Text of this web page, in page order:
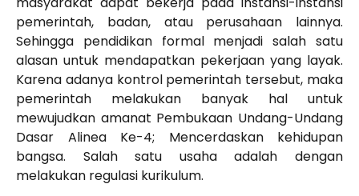
pemerintah, badan, atau perusahaan lainnya.
Sehingga pendidikan formal menjadi salah satu
alasan untuk mendapatkan pekerjaan yang layak.
Karena adanya kontrol pemerintah tersebut, maka
pemerintah melakukan banyak hal untuk
mewujudkan amanat Pembukaan Undang-Undang
Dasar Alinea Ke-4; Mencerdaskan kehidupan
bangsa. Salah satu usaha adalah dengan
melakukan regulasi kurikulum.